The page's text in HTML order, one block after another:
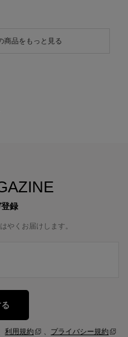
商品をもっと見る
録
やくお届けします。
利用規約 、 プライバシー規約